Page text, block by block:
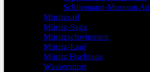
Schliemann-Museum
Müritzsail
Müritz-Saga
Müritzschwimmen
Müritz-Lauf
Müritz Fischtage
Wassersport